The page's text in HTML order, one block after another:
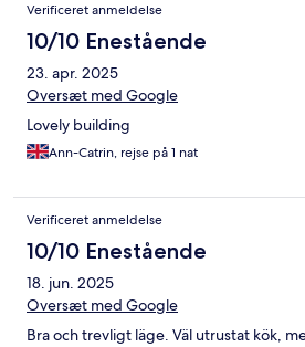
Verificeret anmeldelse
10/10 Enestående
23. apr. 2025
Oversæt med Google
Lovely building
Ann-Catrin, rejse på 1 nat
Verificeret anmeldelse
10/10 Enestående
18. jun. 2025
Oversæt med Google
Bra och trevligt läge. Väl utrustat kök,